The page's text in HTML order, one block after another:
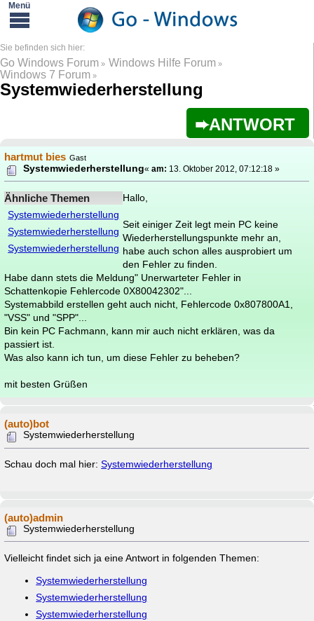
Go Windows Forum » Windows Hilfe Forum »
Windows 7 Forum »
Systemwiederherstellung
ANTWORT
hartmut bies Gast
Systemwiederherstellung«am: 13. Oktober 2012, 07:12:18 »
Ähnliche Themen
Systemwiederherstellung
Systemwiederherstellung
Systemwiederherstellung
Hallo,
Seit einiger Zeit legt mein PC keine
Wiederherstellungspunkte mehr an,
habe auch schon alles ausprobiert um
den Fehler zu finden.
Habe dann stets die Meldung" Unerwarteter Fehler in
Schattenkopie Fehlercode 0X80042302"...
Systemabbild erstellen geht auch nicht, Fehlercode 0x807800A1,
"VSS" und "SPP"...
Bin kein PC Fachmann, kann mir auch nicht erklären, was da
passiert ist.
Was also kann ich tun, um diese Fehler zu beheben?
mit besten Grüßen
(auto)bot
Systemwiederherstellung
Schau doch mal hier:Systemwiederherstellung
(auto)admin
Systemwiederherstellung
Vielleicht findet sich ja eine Antwort in folgenden Themen:
Systemwiederherstellung
Systemwiederherstellung
Systemwiederherstellung